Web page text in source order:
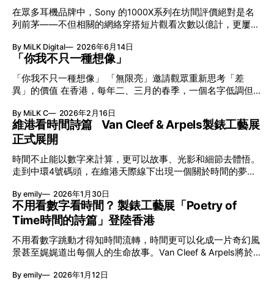
在眾多耳機品牌中，Sony 的1000X系列在坊間評價絕對是名
列前茅——不但相關的網絡穿搭短片觀看次數以億計，更屢獲
VGP 金獎，也是 Amazon 折扣日的大熱推介。
By MiLK Digital 2026年6月14日
「你我不只一種想像」
「你我不只一種想像」 「無限亮」邀請觀眾重新思考「差
異」的價值 在香港，每年二、三月的春季，一個名字低調但
節與香港賽馬會慈善信託基金聯合呈獻，以共融藝術為核心，
八年來不只是帶來無數來自世界各地的優秀節目，更致力於在
本地建立屬於香港的共融創作生態。今年更首度與本地兩大旗
艦藝團強強聯手打造兩部深具意義的作品《遊延》及《弦上光
影》，展開一場前所未有的藝術對話，擦下多元藝術下的流動
能量，全面開展一場無界限嘅藝術旅程。 第八屆「無限亮」
以「你我不只一種想像」為題，從共融角度重新思索「差異」
的價值。不同能力人士是社會多樣性的一部分。每人皆擁有
「不同」能力與特質，當我們一齊生活、一齊創作、互相啟
發，偏見與界線，也自然被藝術溶化。 「無限亮」2026精彩
節目包括: 2月27日至3月1日：帕拉管弦樂團《無邊狂想曲》/
音樂‧舞蹈 (開幕節目) 2月28日至3月1日：
By MiLK C 2026年2月16日
維港看時間詩篇 Van Cleef & Arpels製錶工藝展
正式展開
時間不止能以數字來計算，更可以故事、光影和細節去體悟。
走到中環4號碼頭，在維港天際線下出現一個關於時間的夢幻
覽。由即日至2月8日期間舉行，世家把一貫低調精緻的製錶語
言搬離傳統店舖，放進公共場域，讓時間不只是腕上的個人物
件，而是一場可以與他人一同經歷的詩意旅程。 在碼頭打開
「時間詩集」 走進展場尤如翻開一本時間詩集，藉由不同主
題呈現時間的無限想像。Van Cleef & Arpels的腕錶從來不是
由單純的機械與數字堆砌，更像是腕上的動人故事。 世家以
精湛的製錶技術與敘事美學為核心，讓每一枚腕錶都超越單純
報時的功能，而是把稍縱即逝的瞬間凝結成可以反覆閱讀的畫
By emily 2026年1月30日
不用看數字看時間？ 製錶工藝展「Poetry of
Time時間的詩篇」登陸香港
不用看數字跳動才得知時間流轉，時間更可以化成一片奇幻風
景甚至娓娓道出每個人的生命故事。Van Cleef & Arpels將於1
詩篇」展覽，邀請大家走進由愛情故事、詩意星象、迷人自然
By emily 2026年1月12日